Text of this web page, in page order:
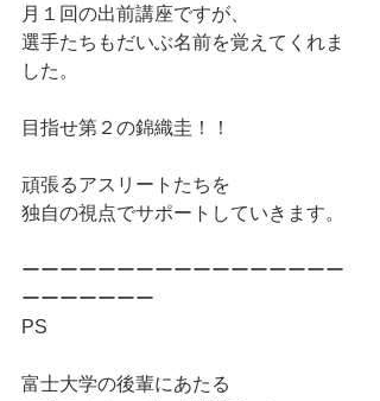
月１回の出前講座ですが、
選手たちもだいぶ名前を覚えてくれま
した。
目指せ第２の錦織圭！！
頑張るアスリートたちを
独自の視点でサポートしていきます。
ーーーーーーーーーーーーーーーーー
ーーーーーーー
PS
富士大学の後輩にあたる